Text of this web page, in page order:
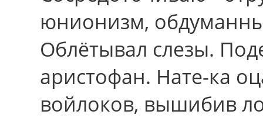
юнионизм,
Облётывал слезы.
аристофан. Нате-ка
войлоков, вышибив